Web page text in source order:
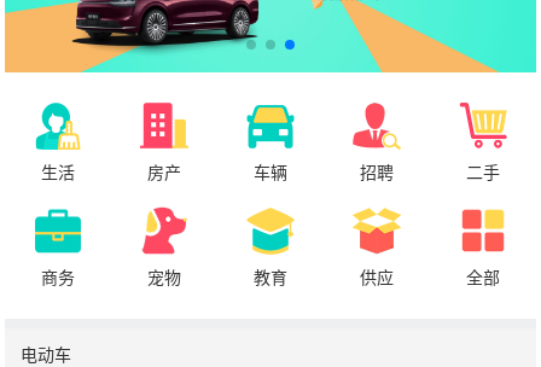
生活 房产 车辆 招聘 二手
商务 宠物 教育 供应 全部
电动车